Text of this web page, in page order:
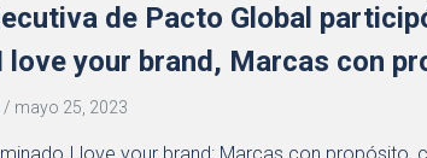
de Pacto Global
love your brand, Marcas con
/ mayo 25, 2023